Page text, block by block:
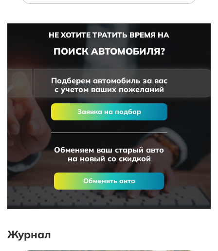
НЕ ХОТИТЕ ТРАТИТЬ ВРЕМЯ НА
ПОИСК АВТОМОБИЛЯ?
Подберем автомобиль за вас
с учетом ваших пожеланий
Заявка на подбор
Обменяем ваш старый авто
на новый со скидкой
Обменять авто
Журнал